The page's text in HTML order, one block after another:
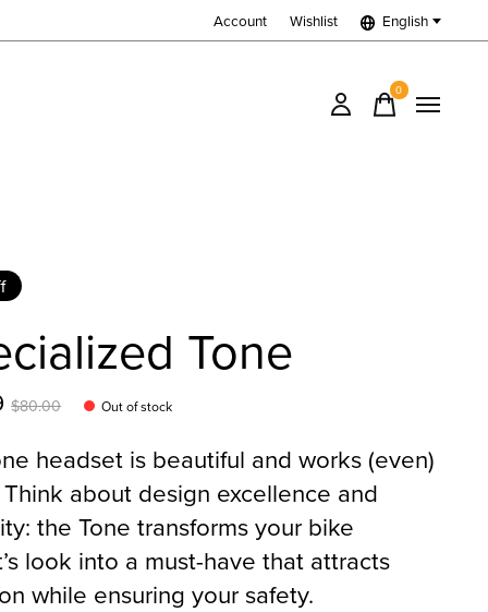
Account Wishlist English
0items
Tone
$80.00 Out of stock
headset is beautiful and works (even)
about design excellence and
the Tone transforms your bike
look into a must-have that attracts
while ensuring your safety.